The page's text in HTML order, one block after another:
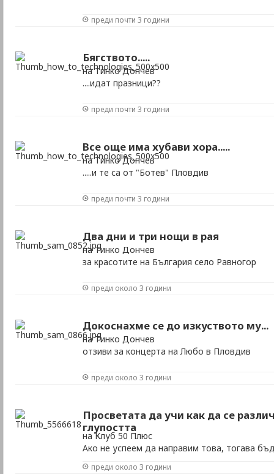
преди почти 3 години
Бягството.....
на Тинко Дончев
....идат празници??
преди почти 3 години
Все още има хубави хора.....
на Тинко Дончев
.....и те са от "Ботев" Пловдив
преди почти 3 години
Два дни и три нощи в рая
на Тинко Дончев
за красотите на България село Равногор
преди около 3 години
Докоснахме се до изкуството му...
на Тинко Дончев
отзиви за концерта на Любо в Пловдив
преди около 3 години
Просветата да учи как да се
глупостта
на Клуб 50 Плюс
Ако не успеем да направим това, тогава
самата демокрация ще бъдат застрашени“,
космолог.
преди около 3 години